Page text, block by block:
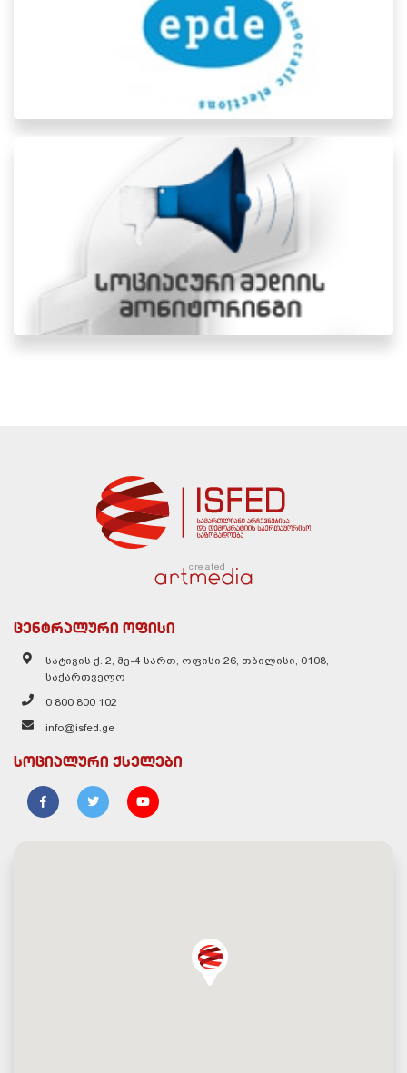
created
ცენტრალური ოფისი
სატივის ქ. 2, მე-4 სართ, ოფისი 26, თბილისი, 0108,
საქართველო
0 800 800 102
info@isfed.ge
სოციალური ქსელები